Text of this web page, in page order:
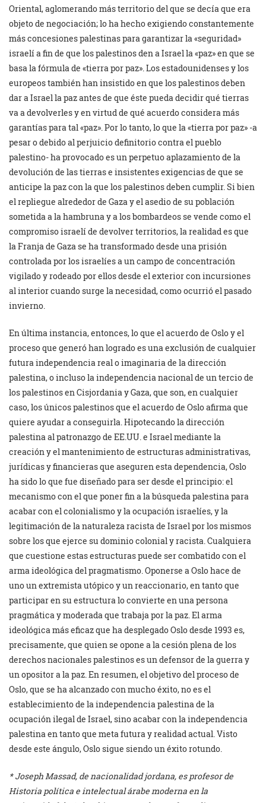
Oriental, aglomerando más territorio del que se decía que era
objeto de negociación; lo ha hecho exigiendo constantemente
más concesiones palestinas para garantizar la «seguridad»
israelí a fin de que los palestinos den a Israel la «paz» en que se
basa la fórmula de «tierra por paz». Los estadounidenses y los
europeos también han insistido en que los palestinos deben
dar a Israel la paz antes de que éste pueda decidir qué tierras
va a devolverles y en virtud de qué acuerdo considera más
garantías para tal «paz». Por lo tanto, lo que la «tierra por paz» -a
pesar o debido al perjuicio definitorio contra el pueblo
palestino- ha provocado es un perpetuo aplazamiento de la
devolución de las tierras e insistentes exigencias de que se
anticipe la paz con la que los palestinos deben cumplir. Si bien
el repliegue alrededor de Gaza y el asedio de su población
sometida a la hambruna y a los bombardeos se vende como el
compromiso israelí de devolver territorios, la realidad es que
la Franja de Gaza se ha transformado desde una prisión
controlada por los israelíes a un campo de concentración
vigilado y rodeado por ellos desde el exterior con incursiones
al interior cuando surge la necesidad, como ocurrió el pasado
invierno.
En última instancia, entonces, lo que el acuerdo de Oslo y el
proceso que generó han logrado es una exclusión de cualquier
futura independencia real o imaginaria de la dirección
palestina, o incluso la independencia nacional de un tercio de
los palestinos en Cisjordania y Gaza, que son, en cualquier
caso, los únicos palestinos que el acuerdo de Oslo afirma que
quiere ayudar a conseguirla. Hipotecando la dirección
palestina al patronazgo de EE.UU. e Israel mediante la
creación y el mantenimiento de estructuras administrativas,
jurídicas y financieras que aseguren esta dependencia, Oslo
ha sido lo que fue diseñado para ser desde el principio: el
mecanismo con el que poner fin a la búsqueda palestina para
acabar con el colonialismo y la ocupación israelíes, y la
legitimación de la naturaleza racista de Israel por los mismos
sobre los que ejerce su dominio colonial y racista. Cualquiera
que cuestione estas estructuras puede ser combatido con el
arma ideológica del pragmatismo. Oponerse a Oslo hace de
uno un extremista utópico y un reaccionario, en tanto que
participar en su estructura lo convierte en una persona
pragmática y moderada que trabaja por la paz. El arma
ideológica más eficaz que ha desplegado Oslo desde 1993 es,
precisamente, que quien se opone a la cesión plena de los
derechos nacionales palestinos es un defensor de la guerra y
un opositor a la paz. En resumen, el objetivo del proceso de
Oslo, que se ha alcanzado con mucho éxito, no es el
establecimiento de la independencia palestina de la
ocupación ilegal de Israel, sino acabar con la independencia
palestina en tanto que meta futura y realidad actual. Visto
desde este ángulo, Oslo sigue siendo un éxito rotundo.
* Joseph Massad, de nacionalidad jordana, es profesor de
Historia política e intelectual árabe moderna en la